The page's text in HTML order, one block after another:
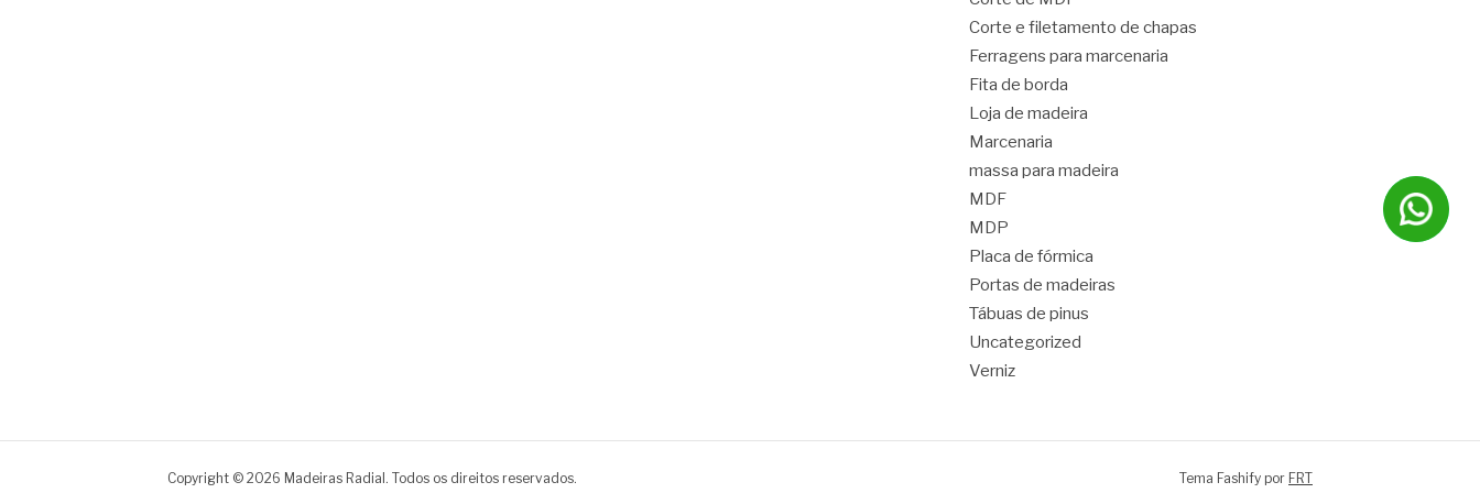
Corte e filetamento de chapas
Ferragens para marcenaria
Fita de borda
Loja de madeira
Marcenaria
massa para madeira
MDF
MDP
Placa de fórmica
Portas de madeiras
Tábuas de pinus
Uncategorized
Verniz
Copyright © 2026 Madeiras Radial. Todos os direitos reservados. Tema Fashify por FRT